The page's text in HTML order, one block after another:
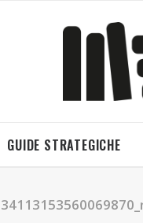
GUIDE STRATEGICHE